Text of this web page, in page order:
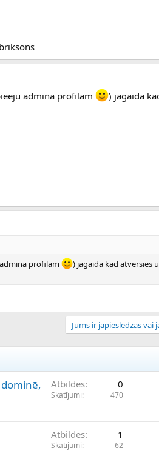
admina profilam
) jagaida
profilam
) jagaida kad atversies
Jums ir jāpieslēdzas
Atbildes 0
Skatījumi 470
Atbildes 1
Skatījumi 62